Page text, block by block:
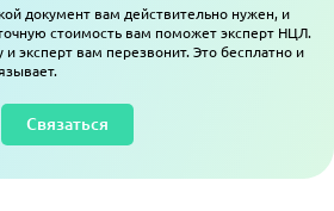
документ вам действительно нужен, и
точную стоимость вам поможет эксперт НЦЛ.
и эксперт вам перезвонит. Это бесплатно и
Связаться